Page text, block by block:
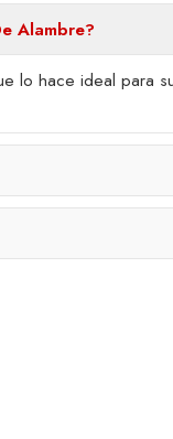
Alambre?
lo hace ideal para